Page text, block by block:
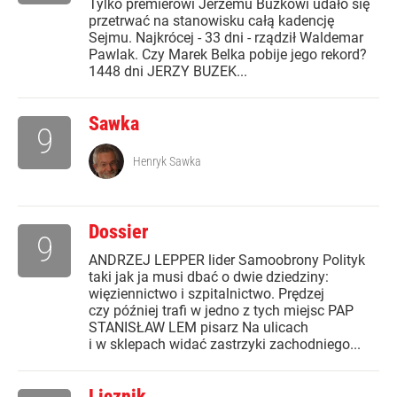
Tylko premierowi Jerzemu Buzkowi udało się
przetrwać na stanowisku całą kadencję
Sejmu. Najkrócej - 33 dni - rządził Waldemar
Pawlak. Czy Marek Belka pobije jego rekord?
1448 dni JERZY BUZEK...
Sawka
9 Henryk Sawka
Dossier
ANDRZEJ LEPPER lider Samoobrony Polityk
taki jak ja musi dbać o dwie dziedziny:
więziennictwo i szpitalnictwo. Prędzej
czy później trafi w jedno z tych miejsc PAP
STANISŁAW LEM pisarz Na ulicach
i w sklepach widać zastrzyki zachodniego...
9